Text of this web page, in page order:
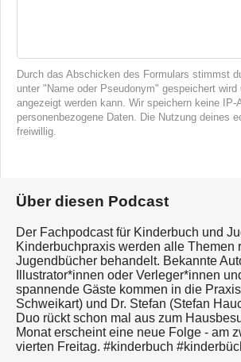
Durch das Abschicken des Formulars stimmst
unter "Name oder Pseudonym" gespeichert
angezeigt werden kann. Wir speichern keine IP-
personenbezogene Daten. Die Nutzung deines
freiwillig.
Über diesen Podcast
Der Fachpodcast für Kinderbuch und
Kinderbuchpraxis werden alle Themen
Jugendbücher behandelt. Bekannte
Illustrator*innen oder Verleger*innen
spannende Gäste kommen in die
Schweikart) und Dr. Stefan (Stefan
Duo rückt schon mal aus zum
Monat erscheint eine neue Folge - am
vierten Freitag. #kinderbuch